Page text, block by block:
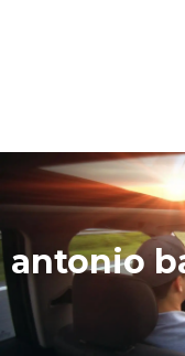
antonio